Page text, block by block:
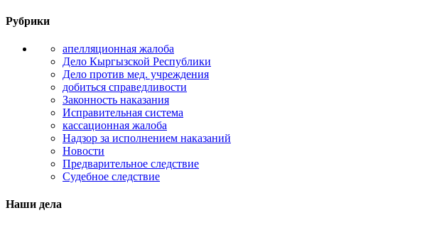
Рубрики
апелляционная жалоба
Дело Кыргызской Республики
Дело против мед. учреждения
добиться справедливости
Законность наказания
Исправительная система
кассационная жалоба
Надзор за исполнением наказаний
Новости
Предварительное следствие
Судебное следствие
Наши дела